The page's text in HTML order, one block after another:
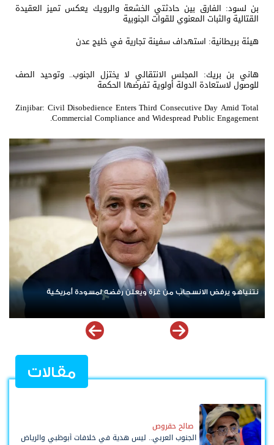
بن لسود: الفارق بين حادثتي الخشعة والرويك يعكس تميز العقيدة
القتالية والثبات المعنوي للقوات الجنوبية
هيئة بريطانية: استهداف سفينة تجارية في خليج عدن
هاني بن بريك: المجلس الانتقالي لا يختزل الجنوب.. وتوحيد الصف
للوصول لاستعادة الدولة أولوية تفرضها الحكمة
Zinjibar: Civil Disobedience Enters Third Consecutive Day Amid Total
Commercial Compliance and Widespread Public Engagement.
ردا على «خروقات» حزب الله.. إسرائيل تشن ضربات على جنوب لبنان
مقالات
صالح حقروص
الجنوب العربي.. ليس هدية في خلافات أبوظبي والرياض